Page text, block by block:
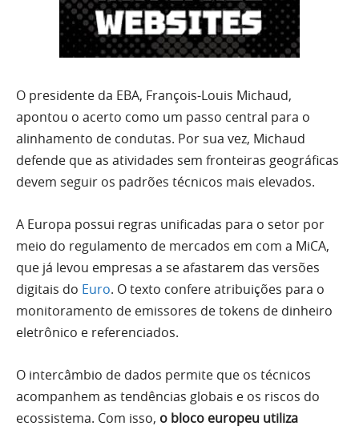
O presidente da EBA, François-Louis Michaud,
apontou o acerto como um passo central para o
alinhamento de condutas. Por sua vez, Michaud
defende que as atividades sem fronteiras geográficas
devem seguir os padrões técnicos mais elevados.
A Europa possui regras unificadas para o setor por
meio do regulamento de mercados em com a MiCA,
que já levou empresas a se afastarem das versões
digitais do Euro. O texto confere atribuições para o
monitoramento de emissores de tokens de dinheiro
eletrônico e referenciados.
O intercâmbio de dados permite que os técnicos
acompanhem as tendências globais e os riscos do
ecossistema. Com isso, o bloco europeu utiliza